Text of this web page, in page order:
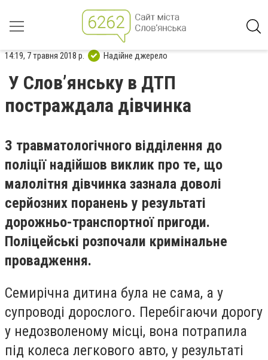
14:19, 7 травня 2018 р. Надійне джерело
У Словʼянську в ДТП
постраждала дівчинка
З травматологічного відділення до
поліції надійшов виклик про те, що
малолітня дівчинка зазнала доволі
серйозних поранень у результаті
дорожньо-транспортної пригоди.
Поліцейські розпочали кримінальне
провадження.
Семирічна дитина була не сама, а у
супроводі дорослого. Перебігаючи дорогу
у недозволеному місці, вона потрапила
під колеса легкового авто, у результаті